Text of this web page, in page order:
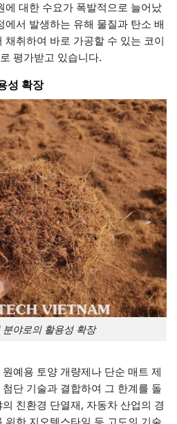
에 대한 수요가 폭발적으로 늘어났
에서 발생하는 유해 물질과 탄소 배
채취하여 바로 가공할 수 있는 코이
평가받고 있습니다.
성 확장
분야로의 활용성 확장
원예용 토양 개량제나 단순 매트 제
단 기술과 결합하여 그 한계를 돌
친환경 단열재, 자동차 산업의 경
위한 지오텍스타일 등 고도의 기술